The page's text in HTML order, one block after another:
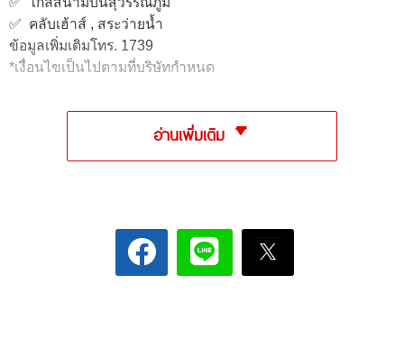
✅ คลับเฮ้าส์ , สระว่ายน้ำ
ข้อมูลเพิ่มเติมโทร. 1739
*เงื่อนไขเป็นไปตามที่บริษัทกำหนด
อ่านเพิ่มเติม